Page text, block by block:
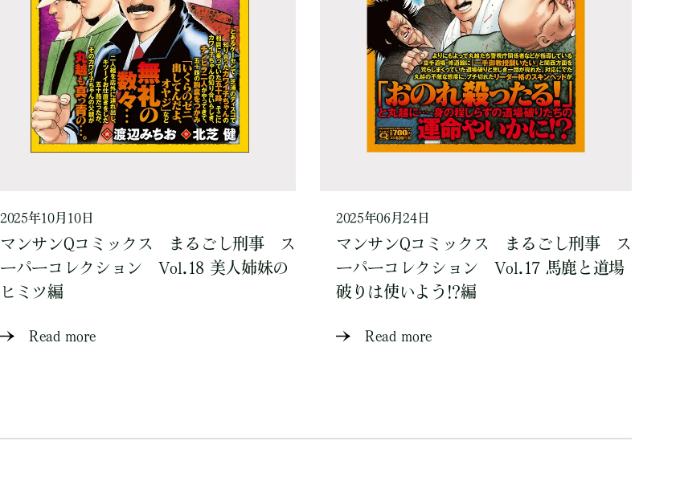
2025年10月10日
マンサンQコミックス まるごし刑事 ス
ーパーコレクション Vol.18 美人姉妹の
ヒミツ編
Read more
2025年06月24日
マンサンQコミックス まるごし刑事 ス
ーパーコレクション Vol.17 馬鹿と道場
破りは使いよう!?編
Read more